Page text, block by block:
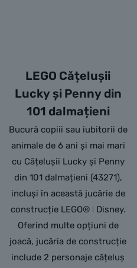
LEGO Cățelușii
Lucky și Penny din
101 dalmațieni
Bucură copiii sau iubitorii de
animale de 6 ani și mai mari
cu Cățelușii Lucky și Penny
din 101 dalmațieni (43271),
incluși în această jucărie de
construcție LEGO® ǀ Disney.
Oferind multe opțiuni de
joacă, jucăria de construcție
include 2 personaje cățeluș